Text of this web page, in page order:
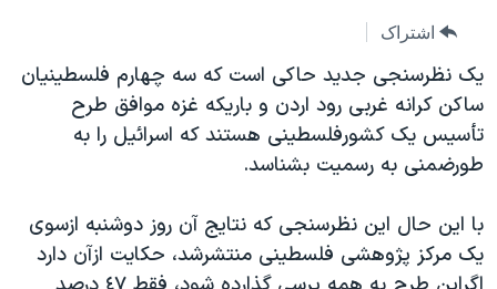
صفحه
اصلی
جهش
به
جستجو
آمریکا
جهان
ورزشی
گزیده‌ها
ویدیوها
فرهنگ و زندگی
جدول برنامه ها
صفحه‌های ویژه
جام جهانی ۲۰۲۶
عملیات خشم حماسی
بایگانی برنامه‌های تلویزیونی
مستندها
فرکانس‌های صدای آمریکا
پخش رادیویی
دنبال کنید
اشتراک
يک نظرسنجی جديد حاکی است که سه چهارم فلسطينيان
ساکن کرانه غربی رود اردن و باريکه غزه موافق طرح
تأسيس يک کشورفلسطينی هستند که اسرائيل را به
طورضمنی به رسميت بشناسد.
با اين حال اين نظرسنجی که نتايج آن روز دوشنبه ازسوی
يک مرکز پژوهشی فلسطينی منتشرشد، حکايت ازآن دارد